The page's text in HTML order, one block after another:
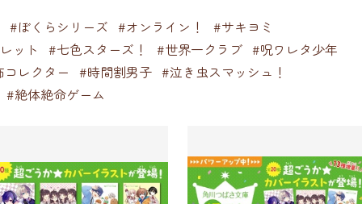
#ぼくらシリーズ #オンライン！
#サキヨミ
ット
#七色スターズ！ #世界一クラブ #呪ワレタ少年
レクター #時間割男子 #泣き虫スマッシュ！
#絶体絶命ゲーム